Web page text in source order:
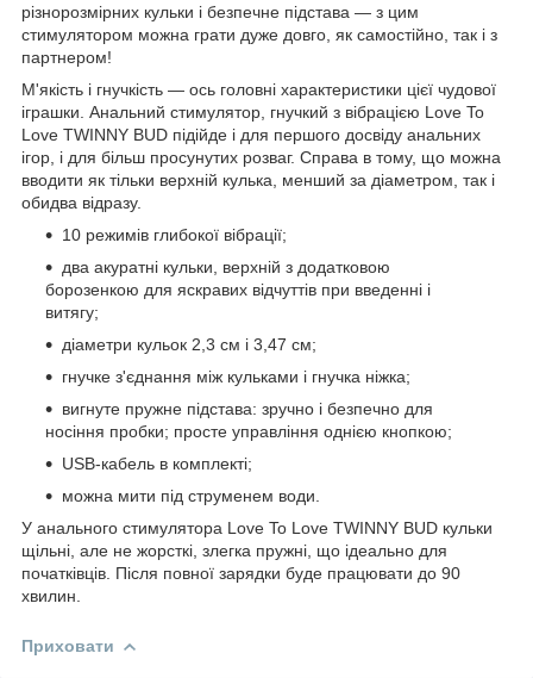
різнорозмірних кульки і безпечне підстава — з цим
стимулятором можна грати дуже довго, як самостійно, так і з
партнером!
М'якість і гнучкість — ось головні характеристики цієї чудової
іграшки. Анальний стимулятор, гнучкий з вібрацією Love To
Love TWINNY BUD підійде і для першого досвіду анальних
ігор, і для більш просунутих розваг. Справа в тому, що можна
вводити як тільки верхній кулька, менший за діаметром, так і
обидва відразу.
10 режимів глибокої вібрації;
два акуратні кульки, верхній з додатковою
борозенкою для яскравих відчуттів при введенні і
витягу;
діаметри кульок 2,3 см і 3,47 см;
гнучке з'єднання між кульками і гнучка ніжка;
вигнуте пружне підстава: зручно і безпечно для
носіння пробки; просте управління однією кнопкою;
USB-кабель в комплекті;
можна мити під струменем води.
У анального стимулятора Love To Love TWINNY BUD кульки
щільні, але не жорсткі, злегка пружні, що ідеально для
початківців. Після повної зарядки буде працювати до 90
хвилин.
Приховати